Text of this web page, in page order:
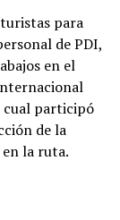
para
de PDI,
en el
cual participó
de la
la ruta.